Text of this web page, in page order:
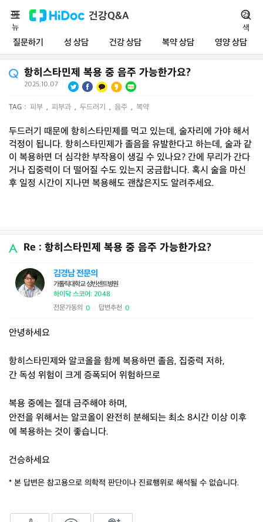
건강Q&A
질문하기 성 상담 건강 상담 복약 상담 영양 상담
메
뉴
검
색
항히스타민제 복용 중 음주 가능한가요?
2025.10.07
TAG : 피부 , 피부과 , 두드러기 , 음주 , 복약
두드러기 때문에 항히스타민제를 먹고 있는데, 술자리에 가야 해서
걱정이 됩니다. 항히스타민제가 졸음을 유발한다고 하는데, 술과 같
이 복용하면 더 심각한 부작용이 생길 수 있나요? 간에 무리가 간다
거나 집중력이 더 떨어질 수도 있는지 궁금합니다. 혹시 술을 마신
후 일정 시간이 지나면 복용해도 괜찮은지도 알려주세요.
Re : 항히스타민제 복용 중 음주 가능한가요?
김경남 전문의
가톨릭대학교 성빈센트병원
하이닥 스코어: 2048
전문가동의 0 답변추천 0
안녕하세요
항히스타민제와 알코올을 함께 복용하면 졸음, 집중력 저하,
간 독성 위험이 크게 증폭되어 위험하므로
복용 중에는 절대 금주해야 하며,
안전을 위해서는 알코올이 완전히 분해되는 최소 8시간 이상 이후
에 복용하는 것이 좋습니다.
건승하세요
* 본 답변은 참고용으로 의학적 판단이나 진료행위로 해석될 수 없습니다.